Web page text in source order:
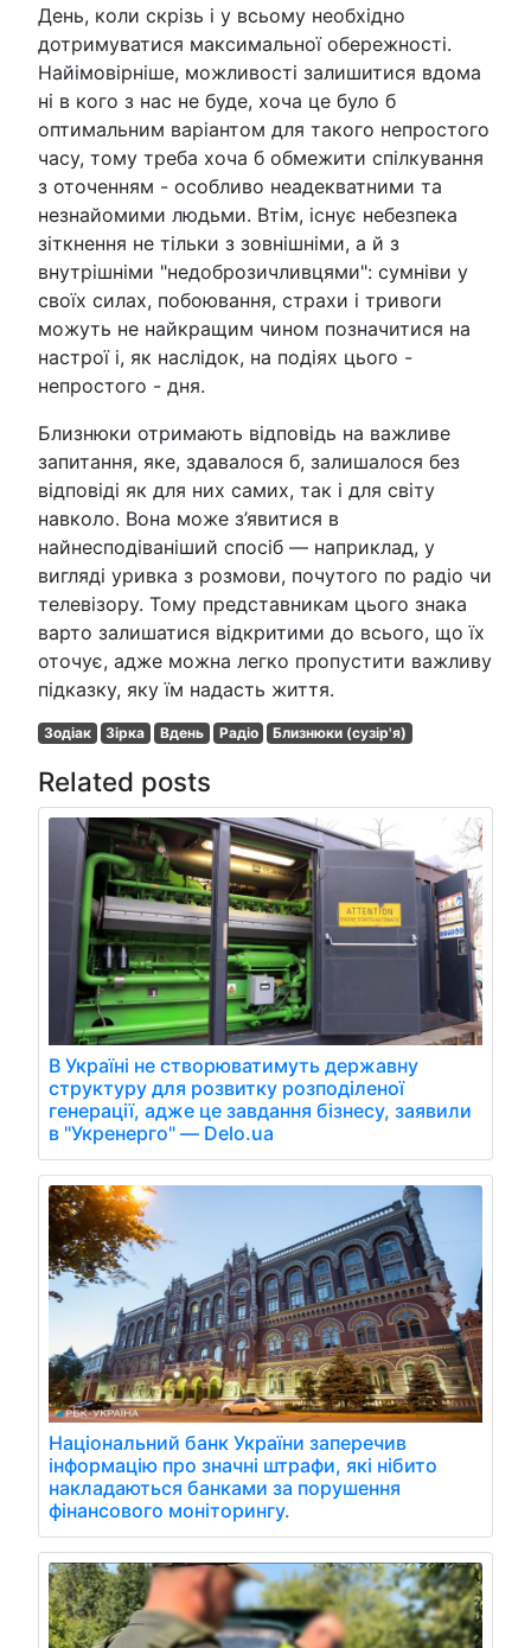
День, коли скрізь і у всьому необхідно
дотримуватися максимальної обережності.
Найімовірніше, можливості залишитися вдома
ні в кого з нас не буде, хоча це було б
оптимальним варіантом для такого непростого
часу, тому треба хоча б обмежити спілкування
з оточенням - особливо неадекватними та
незнайомими людьми. Втім, існує небезпека
зіткнення не тільки з зовнішніми, а й з
внутрішніми "недоброзичливцями": сумніви у
своїх силах, побоювання, страхи і тривоги
можуть не найкращим чином позначитися на
настрої і, як наслідок, на подіях цього -
непростого - дня.
Близнюки отримають відповідь на важливе
запитання, яке, здавалося б, залишалося без
відповіді як для них самих, так і для світу
навколо. Вона може з’явитися в
найнесподіваніший спосіб — наприклад, у
вигляді уривка з розмови, почутого по радіо чи
телевізору. Тому представникам цього знака
варто залишатися відкритими до всього, що їх
оточує, адже можна легко пропустити важливу
підказку, яку їм надасть життя.
Зодіак Зірка Вдень Радіо Близнюки (сузір'я)
Related posts
В Україні не створюватимуть державну
структуру для розвитку розподіленої
генерації, адже це завдання бізнесу, заявили
в "Укренерго" — Delo.ua
Національний банк України заперечив
інформацію про значні штрафи, які нібито
накладаються банками за порушення
фінансового моніторингу.